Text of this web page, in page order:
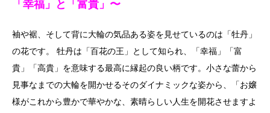
「幸福」と「富貴」〜
袖や裾、そして背に大輪の気品ある姿を見せているのは「牡丹」
の花です。 牡丹は「百花の王」として知られ、「幸福」「富
貴」「高貴」を意味する最高に縁起の良い柄です。小さな蕾から
見事なまでの大輪を開かせるそのダイナミックな姿から、「お嬢
様がこれから豊かで華やかな、素晴らしい人生を開花させますよ